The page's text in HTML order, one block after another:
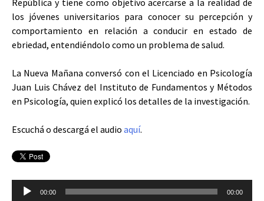
los jóvenes universitarios para conocer su percepción y
comportamiento en relación a conducir en estado de
ebriedad, entendiéndolo como un problema de salud.
La Nueva Mañana conversó con el Licenciado en Psicología
Juan Luis Chávez del Instituto de Fundamentos y Métodos
en Psicología, quien explicó los detalles de la investigación.
Escuchá o descargá el audio aquí.
Reproductor
00:00 00:00